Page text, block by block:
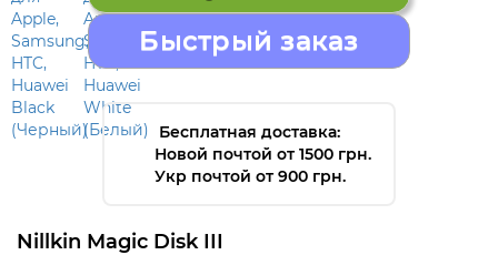
Быстрый заказ
Бесплатная доставка:
Новой почтой от 1500 грн.
Укр почтой от 900 грн.
Nillkin Magic Disk III